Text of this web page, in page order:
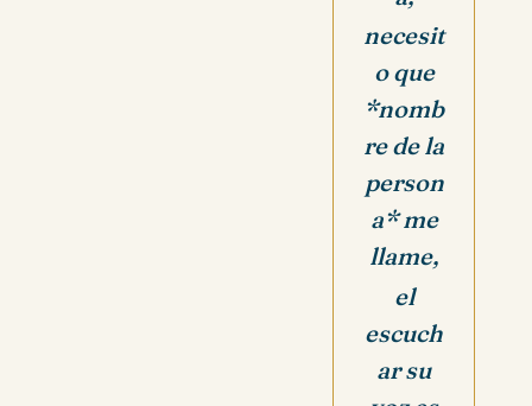
necesit
o que
*nomb
re de la
person
a* me
llame,
el
escuch
ar su